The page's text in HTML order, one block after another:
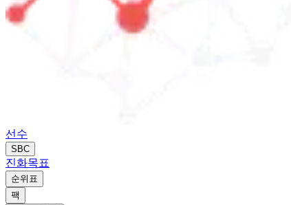
선수
SBC
진화목표
순위표
팩